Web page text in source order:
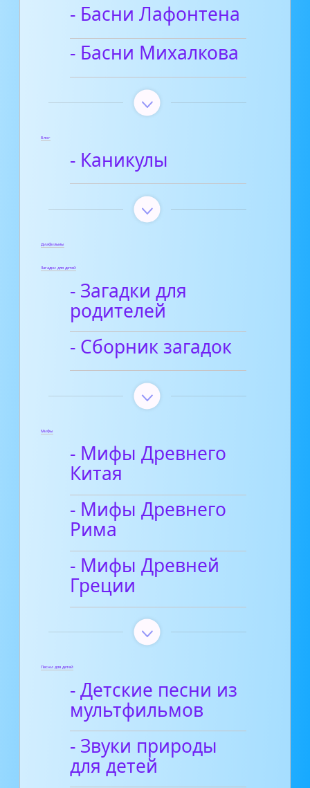
- Басни Лафонтена
- Басни Михалкова
Блог
- Каникулы
Диафильмы
Загадки для детей
- Загадки для
родителей
- Сборник загадок
Мифы
- Мифы Древнего
Китая
- Мифы Древнего
Рима
- Мифы Древней
Греции
Песни для детей
- Детские песни из
мультфильмов
- Звуки природы
для детей